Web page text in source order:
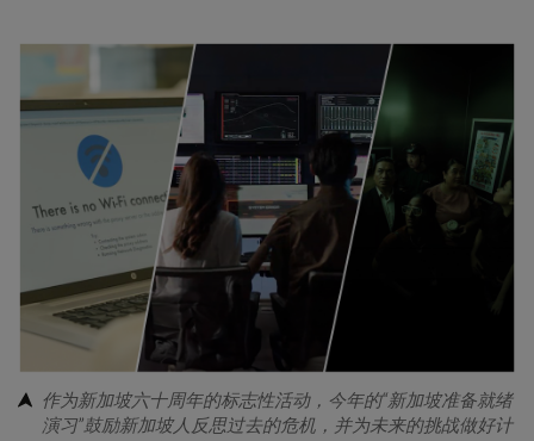
作为新加坡六十周年的标志性活动，今年的“新加坡准备就绪
演习”鼓励新加坡人反思过去的危机，并为未来的挑战做好计